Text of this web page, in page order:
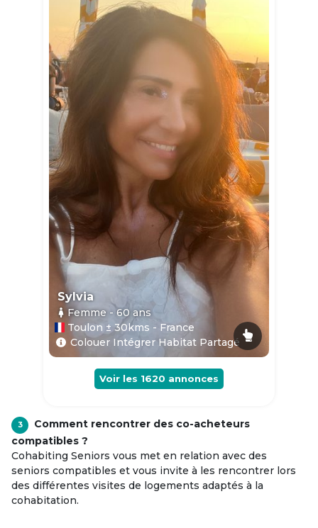
Sylvia
Femme - 60ans
Toulon ± 30kms - France
Colouer Intégrer Habitat Partagé
Voir les 1620 annonces
3
Comment rencontrer des co-acheteurs
compatibles ?
Cohabiting Seniors vous met en relation avec des
seniors compatibles et vous invite à les rencontrer lors
des différentes visites de logements adaptés à la
cohabitation.